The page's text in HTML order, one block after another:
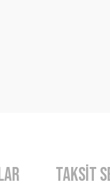
Taksit